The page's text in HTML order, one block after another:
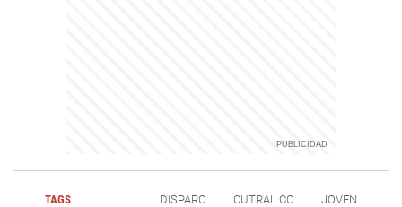
TAGS DISPARO CUTRAL CO JOVEN